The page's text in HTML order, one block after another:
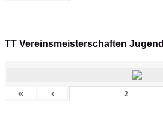
TT Vereinsmeisterschaften Jugend
« ‹